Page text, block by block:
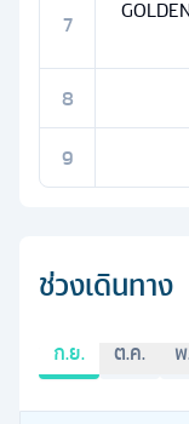
7
8
9
ช่วงเดินทาง
ก.ย. ต.ค.